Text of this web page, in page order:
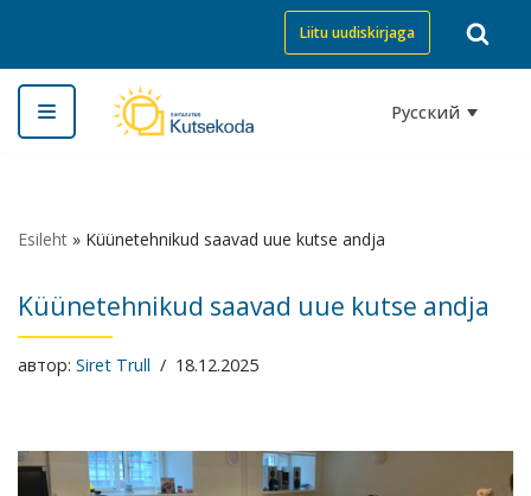
Перейти
к
содержимому
Liitu uudiskirjaga
Русский
Esileht » Küünetehnikud saavad uue kutse andja
Küünetehnikud saavad uue kutse andja
автор: Siret Trull 18.12.2025